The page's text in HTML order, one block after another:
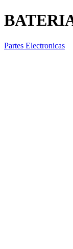
Partes Electronicas